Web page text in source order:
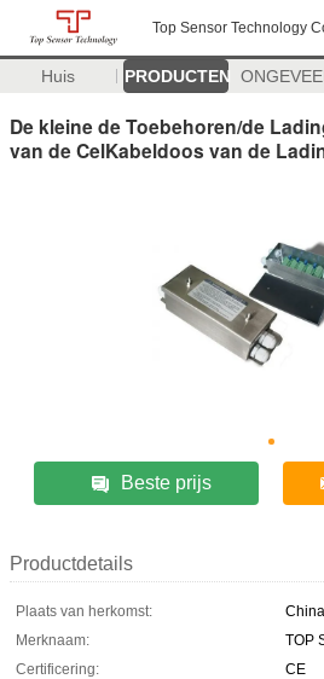
Top Sensor Technology
Huis PRODUCTEN
De kleine de Toebehoren/de
van de CelKabeldoos van de
Beste prijs
Productdetails
Plaats van herkomst:
China
Merknaam:
TOP
Certificering:
CE